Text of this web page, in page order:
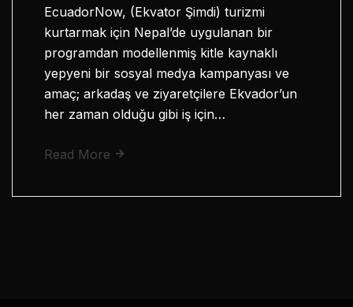
EcuadorNow, (Ekvator Şimdi) turizmi
kurtarmak için Nepal’de uygulanan bir
programdan modellenmiş kitle kaynaklı
yepyeni bir sosyal medya kampanyası ve
amaç; arkadaş ve ziyaretçilere Ekvador’un
her zaman olduğu gibi iş için…
Read More